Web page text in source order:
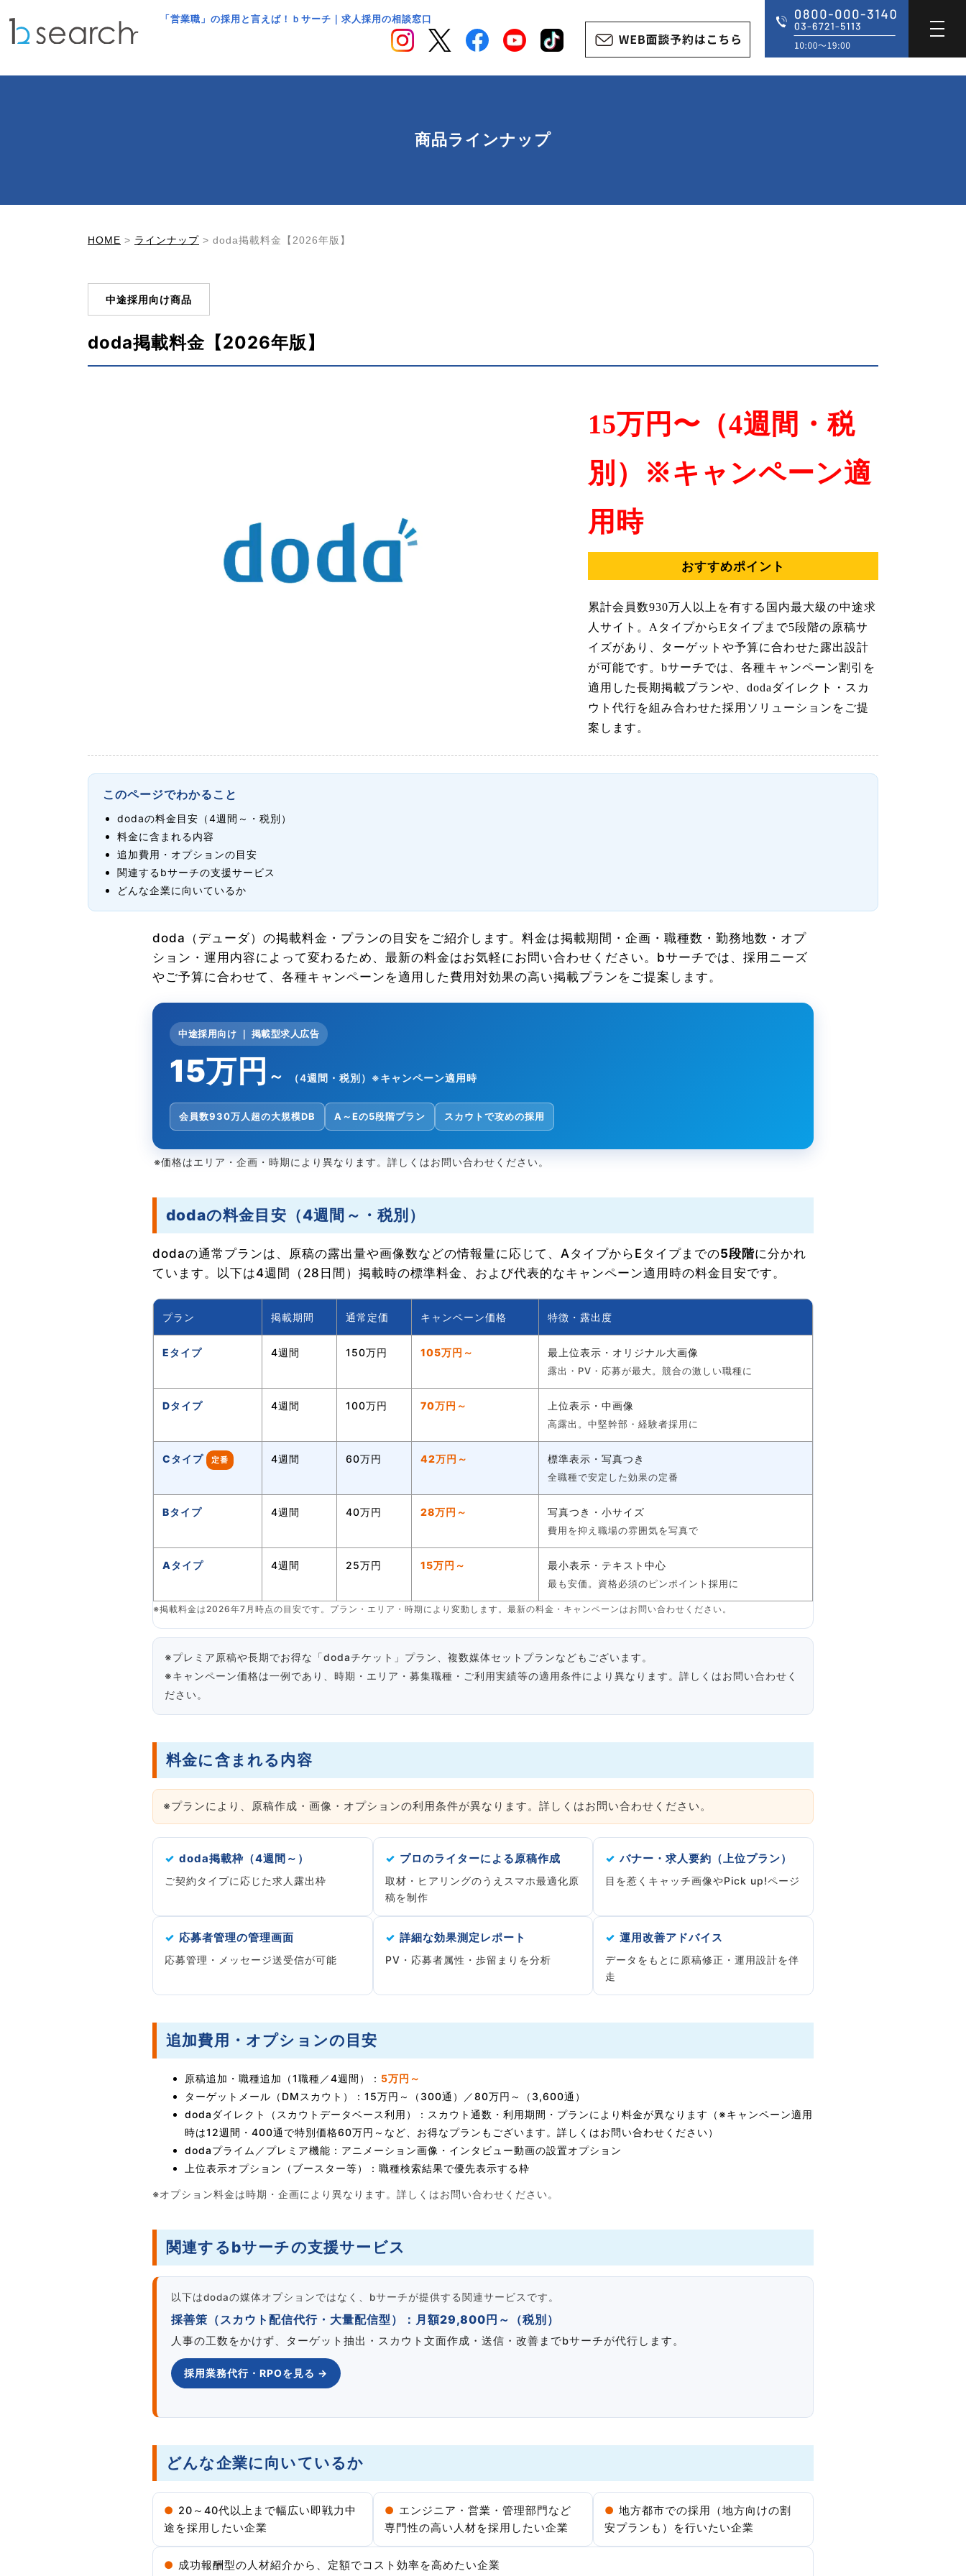
「営業職」の採用と言えば！ｂサーチ｜求人採用の相談窓口
商品ラインナップ
HOME > ラインナップ > doda掲載料金【2026年版】
中途採用向け商品
doda掲載料金【2026年版】
15万円〜（4週間・税
別）※キャンペーン適
用時
おすすめポイント
累計会員数930万人以上を有する国内最大級の中途求
人サイト。AタイプからEタイプまで5段階の原稿サ
イズがあり、ターゲットや予算に合わせた露出設計
が可能です。bサーチでは、各種キャンペーン割引を
適用した長期掲載プランや、dodaダイレクト・スカ
ウト代行を組み合わせた採用ソリューションをご提
案します。
このページでわかること
dodaの料金目安（4週間～・税別）
料金に含まれる内容
追加費用・オプションの目安
関連するbサーチの支援サービス
どんな企業に向いているか
doda（デューダ）の掲載料金・プランの目安をご紹介します。料金は掲載期間・企画・職種数・勤務地数・オプ
ション・運用内容によって変わるため、最新の料金はお気軽にお問い合わせください。bサーチでは、採用ニーズ
やご予算に合わせて、各種キャンペーンを適用した費用対効果の高い掲載プランをご提案します。
中途採用向け ｜ 掲載型求人広告
15万円 ～ （4週間・税別）※キャンペーン適用時
会員数930万人超の大規模DB A～Eの5段階プラン スカウトで攻めの採用
※価格はエリア・企画・時期により異なります。詳しくはお問い合わせください。
dodaの料金目安（4週間～・税別）
dodaの通常プランは、原稿の露出量や画像数などの情報量に応じて、AタイプからEタイプまでの5段階に分かれ
ています。以下は4週間（28日間）掲載時の標準料金、および代表的なキャンペーン適用時の料金目安です。
プラン 掲載期間 通常定価 キャンペーン価格 特徴・露出度
Eタイプ 4週間 150万円 105万円～ 最上位表示・オリジナル大画像
露出・PV・応募が最大。競合の激しい職種に
Dタイプ 4週間 100万円 70万円～ 上位表示・中画像
高露出。中堅幹部・経験者採用に
Cタイプ 定番 4週間 60万円 42万円～ 標準表示・写真つき
全職種で安定した効果の定番
Bタイプ 4週間 40万円 28万円～ 写真つき・小サイズ
費用を抑え職場の雰囲気を写真で
Aタイプ 4週間 25万円 15万円～ 最小表示・テキスト中心
最も安価。資格必須のピンポイント採用に
※掲載料金は2026年7月時点の目安です。プラン・エリア・時期により変動します。最新の料金・キャンペーンはお問い合わせください。
※プレミア原稿や長期でお得な「dodaチケット」プラン、複数媒体セットプランなどもございます。
※キャンペーン価格は一例であり、時期・エリア・募集職種・ご利用実績等の適用条件により異なります。詳しくはお問い合わせく
ださい。
料金に含まれる内容
※プランにより、原稿作成・画像・オプションの利用条件が異なります。詳しくはお問い合わせください。
✓ doda掲載枠（4週間～）
ご契約タイプに応じた求人露出枠
✓ プロのライターによる原稿作成
取材・ヒアリングのうえスマホ最適化原
稿を制作
✓ バナー・求人要約（上位プラン）
目を惹くキャッチ画像やPick up!ページ
✓ 応募者管理の管理画面
応募管理・メッセージ送受信が可能
✓ 詳細な効果測定レポート
PV・応募者属性・歩留まりを分析
✓ 運用改善アドバイス
データをもとに原稿修正・運用設計を伴
走
追加費用・オプションの目安
原稿追加・職種追加（1職種／4週間）： 5万円～
ターゲットメール（DMスカウト）：15万円～（300通）／80万円～（3,600通）
dodaダイレクト（スカウトデータベース利用）：スカウト通数・利用期間・プランにより料金が異なります（※キャンペーン適用
時は12週間・400通で特別価格60万円～など、お得なプランもございます。詳しくはお問い合わせください）
dodaプライム／プレミア機能：アニメーション画像・インタビュー動画の設置オプション
上位表示オプション（ブースター等）：職種検索結果で優先表示する枠
※オプション料金は時期・企画により異なります。詳しくはお問い合わせください。
関連するbサーチの支援サービス
以下はdodaの媒体オプションではなく、bサーチが提供する関連サービスです。
採善策（スカウト配信代行・大量配信型）：月額29,800円～（税別）
人事の工数をかけず、ターゲット抽出・スカウト文面作成・送信・改善までbサーチが代行します。
採用業務代行・RPOを見る →
どんな企業に向いているか
● 20～40代以上まで幅広い即戦力中
途を採用したい企業
● エンジニア・営業・管理部門など
専門性の高い人材を採用したい企業
● 地方都市での採用（地方向けの割
安プランも）を行いたい企業
● 成功報酬型の人材紹介から、定額でコスト効率を高めたい企業